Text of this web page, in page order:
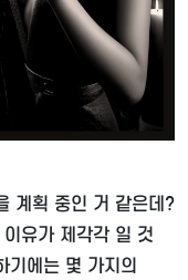
계획 중인 거 같은데?
유가 제각각 일 것
기에는 몇 가지의